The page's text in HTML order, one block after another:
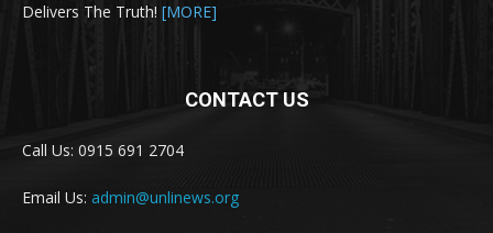
Delivers The Truth! [MORE]
CONTACT US
Call Us: 0915 691 2704
Email Us: admin@unlinews.org